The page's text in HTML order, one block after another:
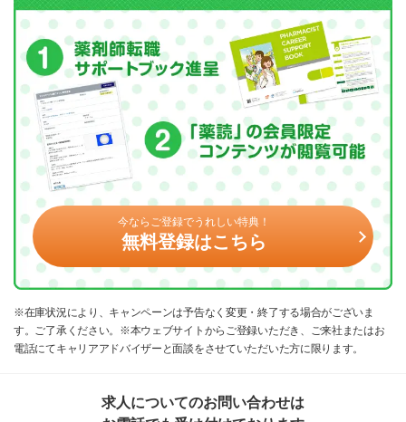
今ならご登録でうれしい特典！
無料登録はこちら
※在庫状況により、キャンペーンは予告なく変更・終了する場合がございま
す。ご了承ください。※本ウェブサイトからご登録いただき、ご来社またはお
電話にてキャリアアドバイザーと面談をさせていただいた方に限ります。
求人についてのお問い合わせは